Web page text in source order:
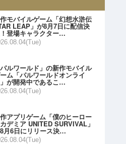
モバイルゲーム「幻想水滸伝
LEAP」が8月7日に配信決
登場キャラクター…
パルワールド」の新作モバイル
ム「パルワールドオンライ
が開発中であるこ…
アプリゲーム「僕のヒーロー
デミア UNITED SURVIVAL」
月6日にリリース決…